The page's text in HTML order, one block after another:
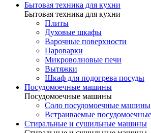
Бытовая техника для кухни
Бытовая техника для кухни
Плиты
Духовые шкафы
Варочные поверхности
Пароварки
Микроволновые печи
Вытяжки
Шкаф для подогрева посуды
Посудомоечные машины
Посудомоечные машины
Соло посудомоечные машины
Встраиваемые
Стиральные и сушильные машины